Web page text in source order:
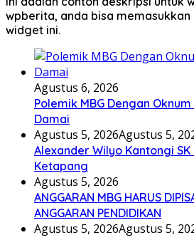
wpberita, anda bisa
widget ini.
Agustus 6, 2026
Polemik MBG Dengan
Damai
Agustus 5, 2026Agustus 5,
Alexander Wilyo Kantongi SK
Ketapang
Agustus 5, 2026
ANGGARAN MBG HARUS
ANGGARAN PENDIDIKAN
Agustus 5, 2026Agustus 5,